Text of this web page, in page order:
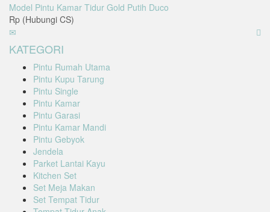
Model Pintu Kamar Tidur Gold Putih Duco
Rp (Hubungi CS)
KATEGORI
Pintu Rumah Utama
Pintu Kupu Tarung
Pintu Single
Pintu Kamar
Pintu Garasi
Pintu Kamar Mandi
Pintu Gebyok
Jendela
Parket Lantai Kayu
Kitchen Set
Set Meja Makan
Set Tempat Tidur